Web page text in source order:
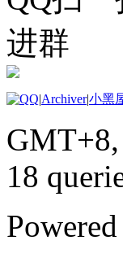
进群
|Archiver|小黑
18